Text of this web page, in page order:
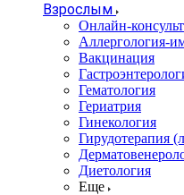
Взрослым
Онлайн-
Аллергология-
Вакцинация
Гематология
Гериатрия
Гинекология
Гирудотерапия
Диетология
Еще